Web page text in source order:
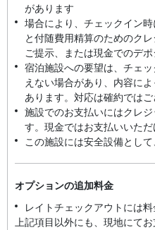
があります
場合により、チェックイン
と付随費用精算のためのク
ご提示、または現金でのデ
宿泊施設への要望は、チェ
えない場合があり、内容に
あります。対応は確約では
施設でのお支払いにはクレ
す。現金ではお支払いいた
この施設には安全設備とし
オプションの追加料金
レイトチェックアウトには
上記項目以外にも、現地にて